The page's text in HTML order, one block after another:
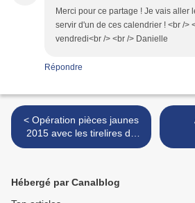
Merci pour ce partage ! Je vais aller
servir d'un de ces calendrier ! <br />
vendredi<br /> <br /> Danielle
Répondre
< Opération pièces jaunes
2015 avec les tirelires de
Kanako
Hébergé par Canalblog